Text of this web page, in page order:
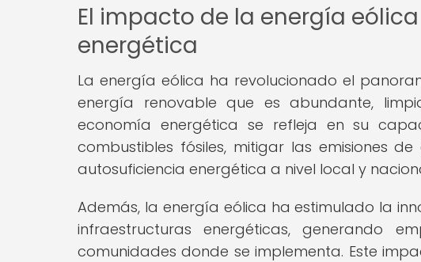
El impacto de la energía
energética
La energía eólica ha revolucionado el
energía renovable que es abundante,
economía energética se refleja en su
combustibles fósiles, mitigar las emisiones
autosuficiencia energética a nivel local y
Además, la energía eólica ha estimulado la
infraestructuras energéticas, generando
comunidades donde se implementa. Este